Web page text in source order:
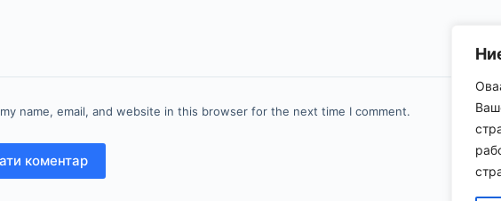
my name, email, and website in this browser for the next time I comment.
коментар